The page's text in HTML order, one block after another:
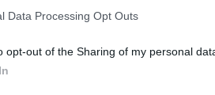
Data Processing Opt Outs
opt-out of the Sharing of my personal